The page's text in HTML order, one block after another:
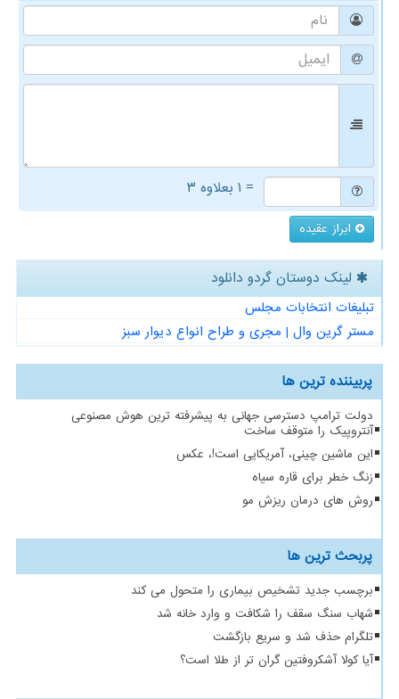
= ۱ بعلاوه ۳
ابراز عقیده
لینک دوستان گردو دانلود
تبلیغات انتخابات مجلس
مستر گرین وال | مجری و طراح انواع دیوار سبز
پربیننده ترین ها
دولت ترامپ دسترسی جهانی به پیشرفته ترین هوش مصنوعی
آنتروپیک را متوقف ساخت
این ماشین چینی، آمریکایی است!، عکس
زنگ خطر برای قاره سیاه
روش های درمان ریزش مو
پربحث ترین ها
برچسب جدید تشخیص بیماری را متحول می کند
شهاب سنگ سقف را شکافت و وارد خانه شد
تلگرام حذف شد و سریع بازگشت
آیا کولا آشکروفتین گران تر از طلا است؟